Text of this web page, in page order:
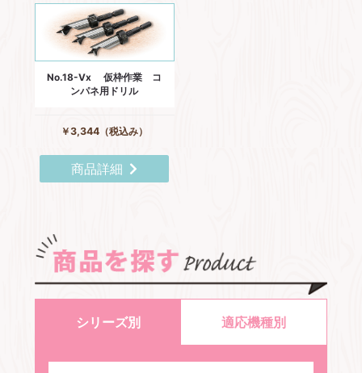
No.18-Vx 仮枠作業 コ
ンパネ用ドリル
￥3,344（税込み）
商品詳細
シリーズ別 適応機種別